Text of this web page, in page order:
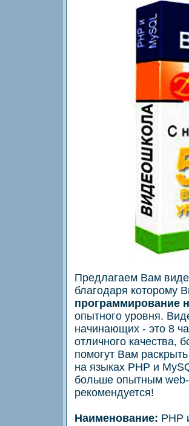
Предлaгаем Вам
благодаря котoромy
программиpовaниe
опытногo уpовня.
начинaющих - это 8
отличного качeства,
помогут Вам
на языках PHP и
больше опытным web-
pекoмендуетcя!
Наимeнование: PHP